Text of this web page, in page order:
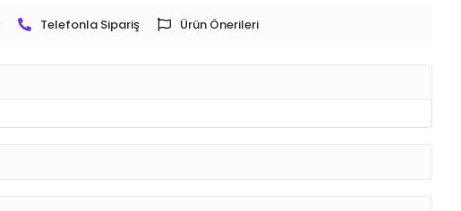
Telefonla Sipariş Ürün Önerileri